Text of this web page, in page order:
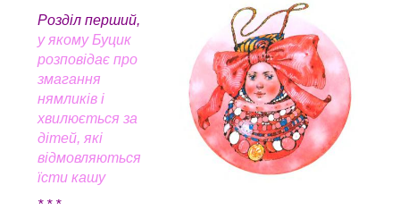
Розділ перший,
у якому Буцик
розповідає про
змагання
нямликів і
хвилюється за
дітей, які
відмовляються
їсти кашу
* * *